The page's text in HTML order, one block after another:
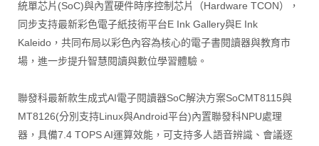
統單芯片(SoC)與內置硬件時序控制芯片（Hardware TCON），
同步支持最新彩色電子紙技術平台E Ink Gallery與E Ink
Kaleido，共同布局以彩色內容為核心的電子書閱讀器與教育市
場，進一步提升智慧閱讀與數位學習體驗。
聯發科最新款生成式AI電子閱讀器SoC解決方案SoCMT8115與
MT8126(分別支持Linux與Android平台)內置聯發科NPU處理
器，具備7.4 TOPS AI運算效能，可支持多人語音辨識、會議逐